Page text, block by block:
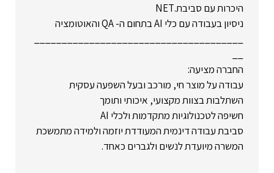
היכרות עם סביבת.NET
ניסיון בעבודה עם כלי AI בתחום ה- QA והאוטומציה
החברה מציעה:
עבודה על מוצר חי, מורכב ובעל השפעה עסקית
השתלבות בצוות מקצועי, איכותי ותומך
חשיפה לטכנולוגיות מתקדמות ולכלי AI
סביבת עבודה דינמית המעודדת יוזמה ולמידה מתמשכת
המשרה מיועדת לנשים ולגברים כאחד.